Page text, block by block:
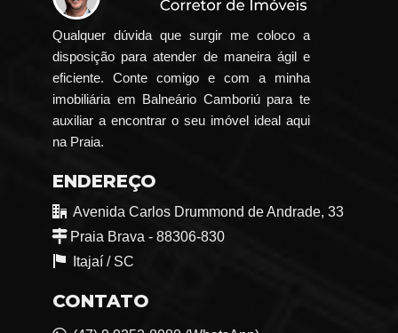
Qualquer dúvida que surgir me coloco a
disposição para atender de maneira ágil e
eficiente. Conte comigo e com a minha
imobiliária em Balneário Camboriú para te
auxiliar a encontrar o seu imóvel ideal aqui
na Praia.
ENDEREÇO
Avenida Carlos Drummond de Andrade, 33
Praia Brava - 88306-830
Itajaí / SC
CONTATO